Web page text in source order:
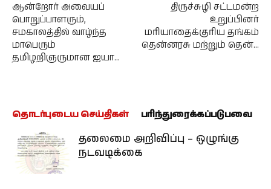
ஆன்றோர் அவையப்
பொறுப்பாளரும்,
சமகாலத்தில் வாழ்ந்த
மாபெரும்
தமிழறிஞருமான ஐயா…
திருச்சுழி சட்டமன்ற
உறுப்பினர்
மரியாதைக்குரிய தங்கம்
தென்னரசு மற்றும் தென்…
தொடர்புடைய செய்திகள் பரிந்துரைக்கப்படுபவை
தலைமை அறிவிப்பு – ஒழுங்கு
நடவடிக்கை